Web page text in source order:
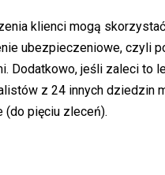
klienci mogą
ubezpieczeniowe, czyli
Dodatkowo, jeśli zaleci to
z 24 innych dziedzin
(do pięciu zleceń).